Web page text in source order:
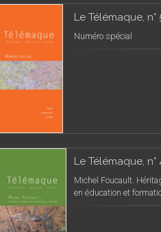
Le Télémaque,
Numéro spécial
Le Télémaque, n°
Michel Foucault.
en éducation et